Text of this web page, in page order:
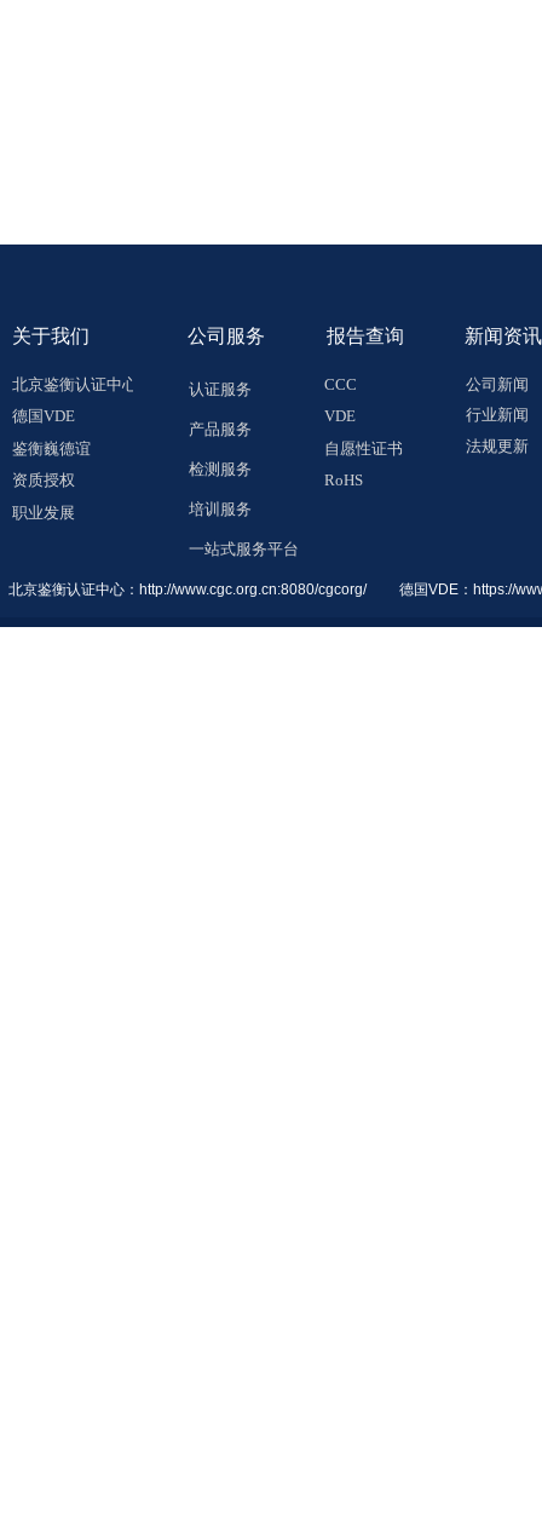
报告查询
关于我们
北京鉴衡认证中心
德国VDE
鉴衡巍德谊
资质授权
职业发展
公司新闻
行业新闻
法规更新
CCC
VDE
自愿性证书
RoHS
公司服务 新闻资讯
认证服务
产品服务
检测服务
培训服务
一站式服务平台
北京鉴衡认证中心： http://www.cgc.org.cn:8080/cgcorg/ 德国VDE： https://